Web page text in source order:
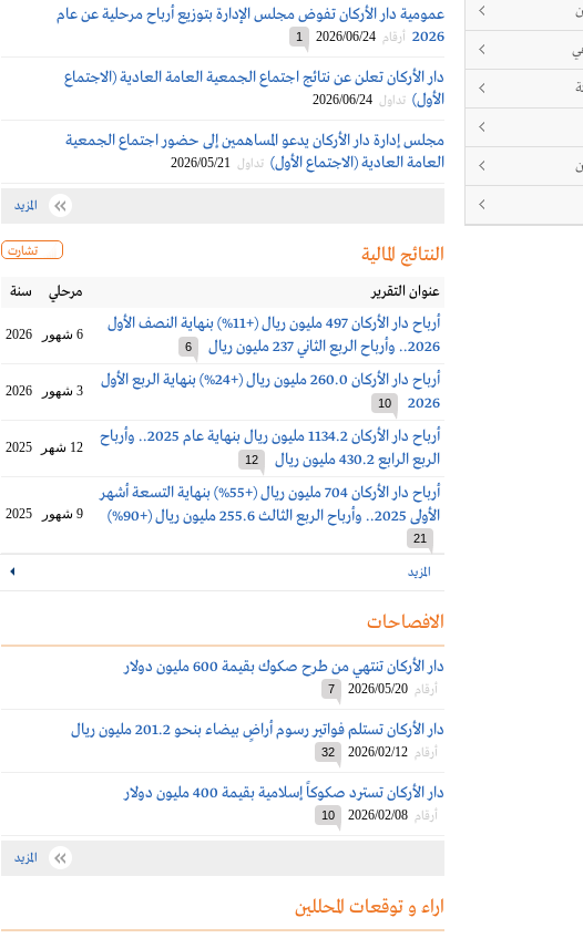
عمومية دار الأركان تفوض مجلس الإدارة بتوزيع أرباح مرحلية عن عام
2026 أرقام 2026/06/24
1
دار الأركان تعلن عن نتائج اجتماع الجمعية العامة العادية (الاجتماع
الأول) تداول 2026/06/24
مجلس إدارة دار الأركان يدعو المساهمين إلى حضور اجتماع الجمعية
العامة العادية (الاجتماع الأول) تداول 2026/05/21
المزيد
تشارت النتائج المالية
عنوان التقرير مرحلي سنة
أرباح دار الأركان 497 مليون ريال (+11%) بنهاية النصف الأول
2026.. وأرباح الربع الثاني 237 مليون ريال
6
6 شهور 2026
أرباح دار الأركان 260.0 مليون ريال (+24%) بنهاية الربع الأول
2026
10
3 شهور 2026
أرباح دار الأركان 1134.2 مليون ريال بنهاية عام 2025.. وأرباح
الربع الرابع 430.2 مليون ريال
12
12 شهر 2025
أرباح دار الأركان 704 مليون ريال (+55%) بنهاية التسعة أشهر
الأولى 2025.. وأرباح الربع الثالث 255.6 مليون ريال (+90%)
21
9 شهور 2025
المزيد
الافصاحات
دار الأركان تنتهي من طرح صكوك بقيمة 600 مليون دولار
أرقام 2026/05/20
7
دار الأركان تستلم فواتير رسوم أراضٍ بيضاء بنحو 201.2 مليون ريال
أرقام 2026/02/12
32
دار الأركان تسترد صكوكاً إسلامية بقيمة 400 مليون دولار
أرقام 2026/02/08
10
المزيد
اراء و توقعات المحللين